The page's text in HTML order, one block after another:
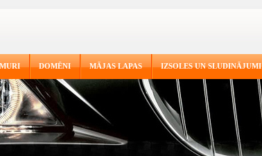
DOMĒNI MĀJAS LAPAS IZSOLES UN SLUDINĀJUMI